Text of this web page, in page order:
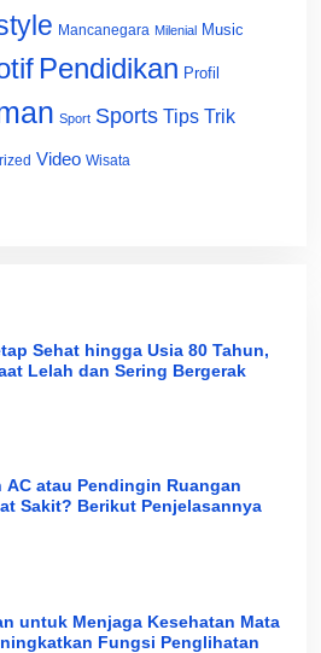
Mancanegara Milenial Music
Pendidikan Profil
Sport Sports Tips Trik
Video Wisata
Sehat hingga Usia 80 Tahun,
Lelah dan Sering Bergerak
AC atau Pendingin Ruangan
Sakit? Berikut Penjelasannya
untuk Menjaga Kesehatan Mata
Fungsi Penglihatan